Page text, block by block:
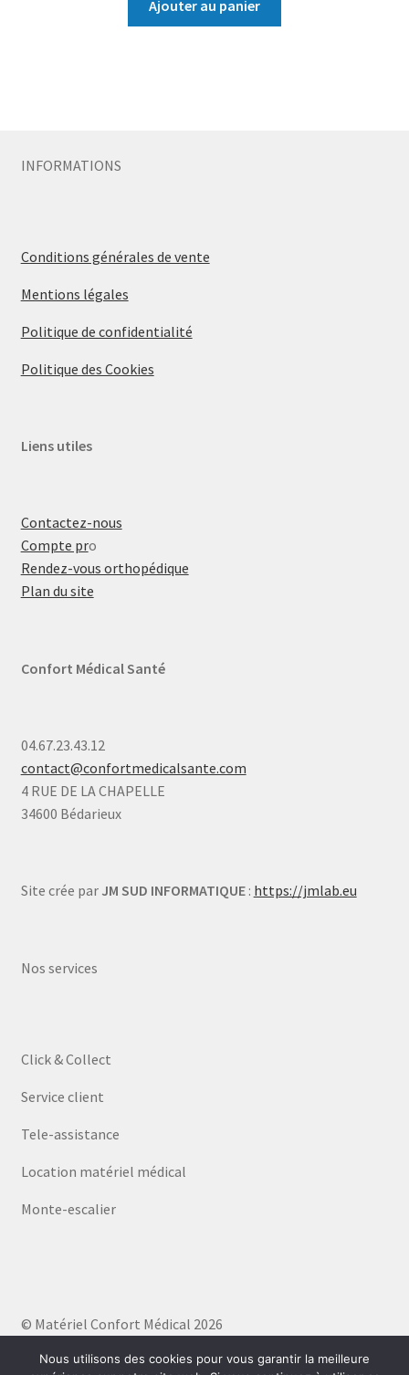
Ajouter au panier
INFORMATIONS
Conditions générales de vente
Mentions légales
Politique de confidentialité
Politique des Cookies
Liens utiles
Contactez-nous
Compte pro
Rendez-vous orthopédique
Plan du site
Confort Médical Santé
04.67.23.43.12
contact@confortmedicalsante.com
4 RUE DE LA CHAPELLE
34600 Bédarieux
Site crée par JM SUD INFORMATIQUE: https://jmlab.eu
Nos services
Click & Collect
Service client
Tele-assistance
Location matériel médical
Monte-escalier
© Matériel Confort Médical 2026
Nous utilisons des cookies pour vous garantir la meilleure